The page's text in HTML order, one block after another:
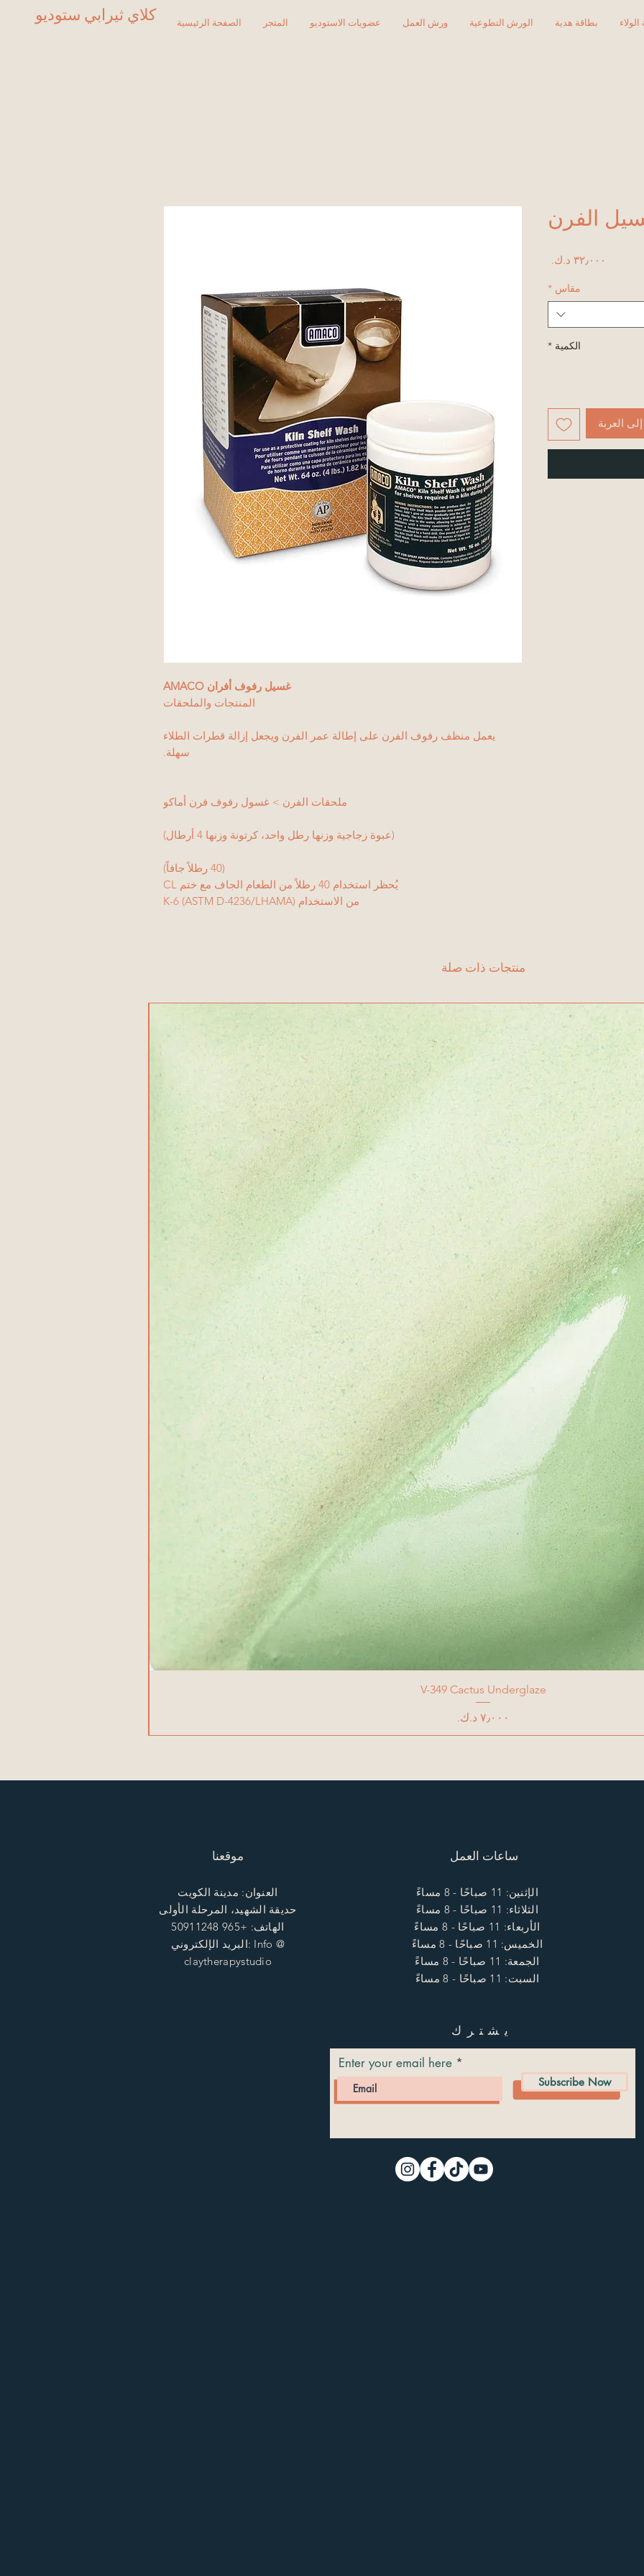
كلاي ثيرابي ستوديو الصفحة الرئيسية المتجر عضويات الاستوديو ورش العمل الورش التطوعية بطاقة هدية
غسيل رفوف أفران AMACO
المنتجات والملحقات
يعمل منظف رفوف الفرن على إطالة عمر الفرن ويجعل إزالة قطرات الطلاء
سهلة.
ملحقات الفرن > غسول رفوف فرن أماكو
(عبوة زجاجية وزنها رطل واحد، كرتونة وزنها 4 أرطال)
(40 رطلاً جافاً)
يُحظر استخدام 40 رطلاً من الطعام الجاف مع ختم CL
من الاستخدام K-6 (ASTM D-4236/LHAMA)
الفرن
مقاس *
الكمية *
العربة
منتجات ذات صلة
V-349 Cactus Underglaze
السعر
موقعنا
العنوان: مدينة الكويت
حديقة الشهيد، المرحلة الأولى
الهاتف: +965 50911248
البريد الإلكتروني: Info @
claytherapystudio
ساعات العمل
الإثنين: 11 صباحًا - 8 مساءً
الثلاثاء: 11 صباحًا - 8 مساءً
الأربعاء: 11 صباحًا - 8 مساءً
الخميس: 11 صباحًا - 8 مساءً
الجمعة: 11 صباحًا - 8 مساءً
السبت: 11 صباحًا - 8 مساءً
يشترك
Enter your email here
Subscribe Now